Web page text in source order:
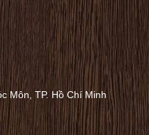
Môn, TP. Hồ Chí Minh